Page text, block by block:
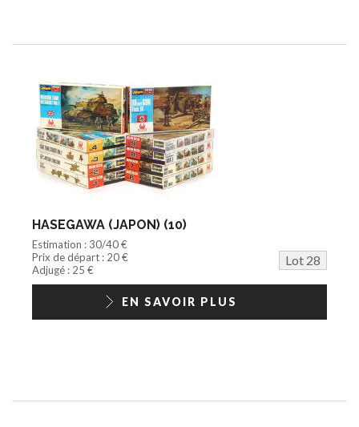
HASEGAWA (JAPON) (10)
Estimation : 30/40 €
Prix de départ : 20 €
Lot 28
Adjugé : 25 €
EN SAVOIR PLUS